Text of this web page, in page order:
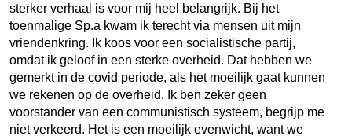
sterker verhaal is voor mij heel belangrijk. Bij het
toenmalige Sp.a kwam ik terecht via mensen uit mijn
vriendenkring. Ik koos voor een socialistische partij,
omdat ik geloof in een sterke overheid. Dat hebben we
gemerkt in de covid periode, als het moeilijk gaat kunnen
we rekenen op de overheid. Ik ben zeker geen
voorstander van een communistisch systeem, begrijp me
niet verkeerd. Het is een moeilijk evenwicht, want we